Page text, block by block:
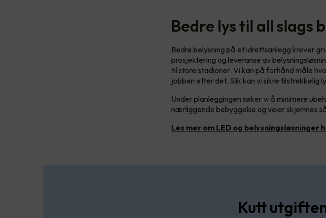
Bedre lys til all slags
Bedre belysning på et idrettsanlegg krever
prosjektering og leveranse av
til store stadioner. Vi kan på forhånd måle
jobben etter det. Slik kan vi sikre tilstrekkelig
Under planleggingen søker vi å minimere
nærliggende bebyggelse og veier skjermes
Les mer om LED og belysningsløsninger
Kutt